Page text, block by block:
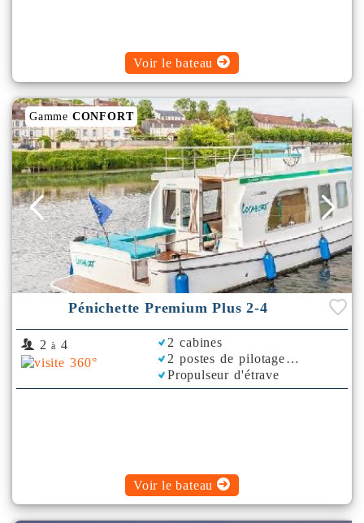
Voir le bateau
Gamme CONFORT
Pénichette Premium Plus 2-4
2 à 4
2 cabines
2 postes de pilotage
Propulseur d'étrave
Voir le bateau